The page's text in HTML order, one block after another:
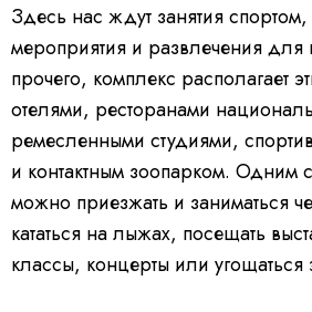
Здесь нас ждут занятия
мероприятия и развлечения
прочего, комплекс располагает
отелями, ресторанами
ремесленными студиями,
и контактным зоопарком.
можно приезжать и заниматься
кататься на лыжах, посещать
классы, концерты или угощаться